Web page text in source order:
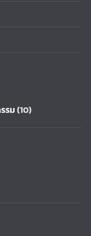
รม(10)